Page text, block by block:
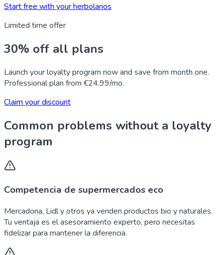
Start free with your herbolarios
Limited time offer
30% off all plans
Launch your loyalty program now and save from month one.
Professional plan from €24.99/mo.
Claim your discount
Common problems without a loyalty
program
Competencia de supermercados eco
Mercadona, Lidl y otros ya venden productos bio y naturales.
Tu ventaja es el asesoramiento experto, pero necesitas
fidelizar para mantener la diferencia.